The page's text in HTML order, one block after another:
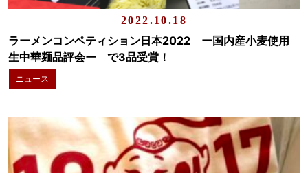
2022.10.18
ラーメンコンペティション日本2022 ー国内産小麦使用
生中華麺品評会ー で3品受賞！
ニュース